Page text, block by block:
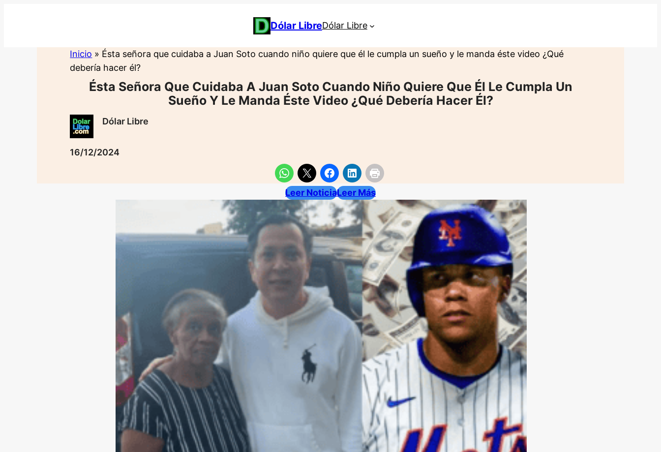
Dólar LibreDólar Libre
Inicio » Ésta señora que cuidaba a Juan Soto cuando niño quiere que él le cumpla un sueño y le manda éste video ¿Qué
debería hacer él?
Ésta Señora Que Cuidaba A Juan Soto Cuando Niño Quiere Que Él Le Cumpla Un
Sueño Y Le Manda Éste Video ¿Qué Debería Hacer Él?
Dólar Libre
16/12/2024
Leer NoticiaLeer Más